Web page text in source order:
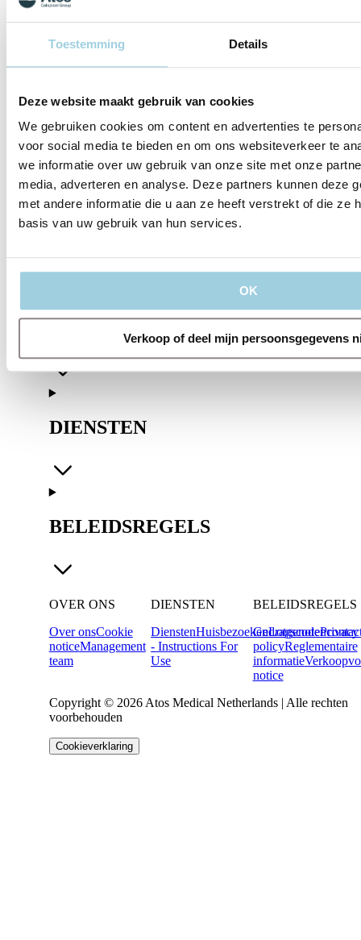
Toestemming Details
Deze website maakt gebruik van cookies
We gebruiken cookies om content en advertenties te
voor social media te bieden en om ons websiteverkeer te
we informatie over uw gebruik van onze site met onze
media, adverteren en analyse. Deze partners kunnen deze
met andere informatie die u aan ze heeft verstrekt of die ze
basis van uw gebruik van hun services.
OK
Verkoop of deel mijn persoonsgegevens
Specificaties
Ondersteundend materiaal
Delen Bewaren
DIENSTEN
BELEIDSREGELS
OVER ONS
Over onsCookie
noticeManagement
team
DIENSTEN
DienstenHuisbezoeken
- Instructions For
Use
BELEIDSREGELS
GedragscodePrivacy
policyReglementaire
informatie
notice
Copyright © 2026 Atos Medical Netherlands | Alle rechten
voorbehouden
Cookieverklaring